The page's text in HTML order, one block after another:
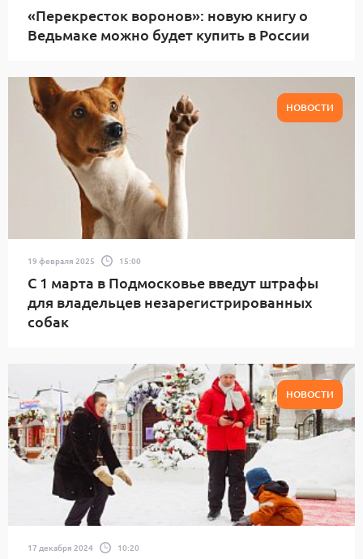
«Перекресток воронов»: новую книгу о
Ведьмаке можно будет купить в России
НОВОСТИ
19 февраля 2025 15:00
С 1 марта в Подмосковье введут штрафы
для владельцев незарегистрированных
собак
НОВОСТИ
17 декабря 2024 10:20